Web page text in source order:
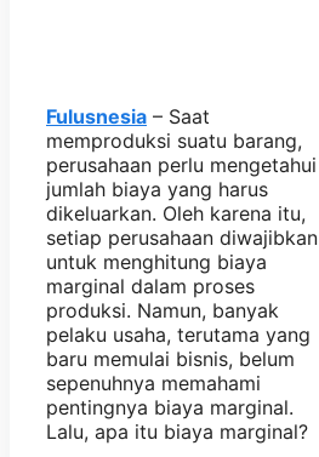
Fulusnesia – Saat
memproduksi suatu barang,
perusahaan perlu mengetahui
jumlah biaya yang harus
dikeluarkan. Oleh karena itu,
setiap perusahaan diwajibkan
untuk menghitung biaya
marginal dalam proses
produksi. Namun, banyak
pelaku usaha, terutama yang
baru memulai bisnis, belum
sepenuhnya memahami
pentingnya biaya marginal.
Lalu, apa itu biaya marginal?